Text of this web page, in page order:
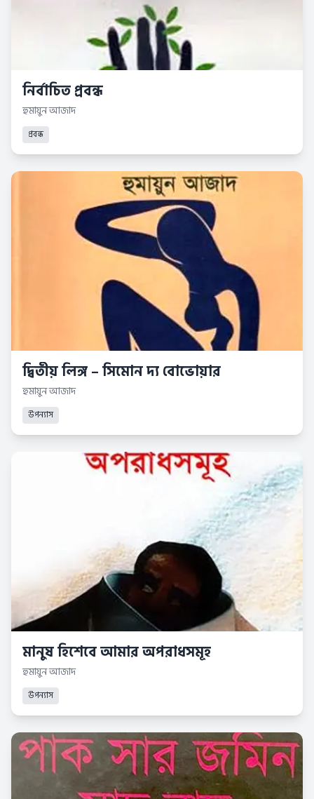
নির্বাচিত প্রবন্ধ
হুমায়ুন আজাদ
প্রবন্ধ
দ্বিতীয় লিঙ্গ – সিমোন দ্য বোভোয়ার
হুমায়ুন আজাদ
উপন্যাস
মানুষ হিশেবে আমার অপরাধসমূহ
হুমায়ুন আজাদ
উপন্যাস